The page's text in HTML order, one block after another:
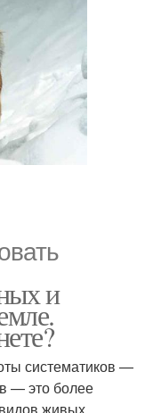
и
систематиков —
— это более